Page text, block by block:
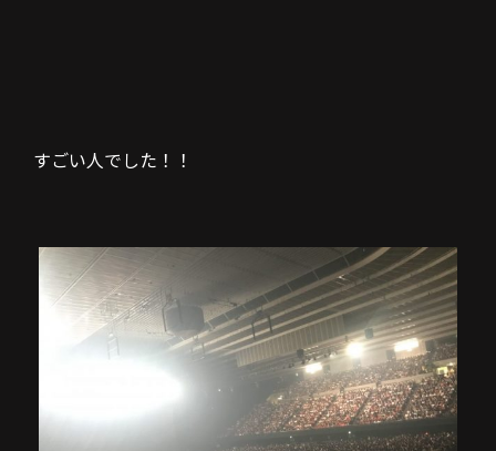
すごい人でした！！